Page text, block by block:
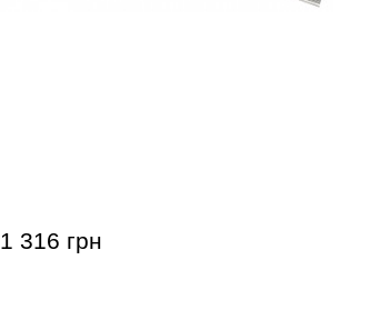
1 316 грн